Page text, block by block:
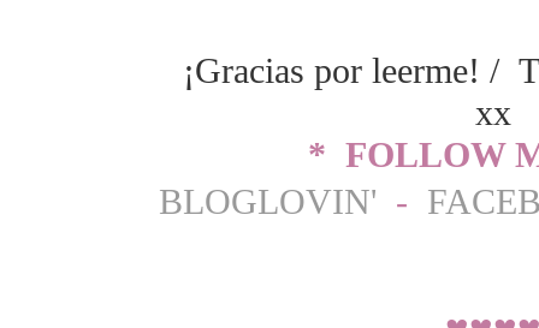
¡Gracias por leerme! /
xx
* FOLLOW
BLOGLOVIN' -